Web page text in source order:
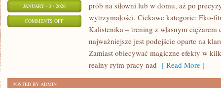
JANUARY - 3 - 2026
COMMENTS OFFON
prób na siłowni lub w domu, aż po
wytrzymałości. Ciekawe kategorie: Eko-
Kalistenika – trening z własnym ciężarem
najważniejsze jest podejście oparte na
Zamiast obiecywać magiczne efekty w
realny rytm pracy nad [ Read More ]
POSTED BY ADMIN